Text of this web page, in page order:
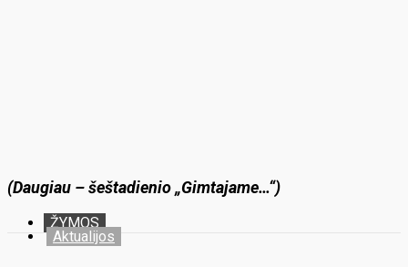
(Daugiau – šeštadienio „Gimtajame…“)
ŽYMOS
Aktualijos